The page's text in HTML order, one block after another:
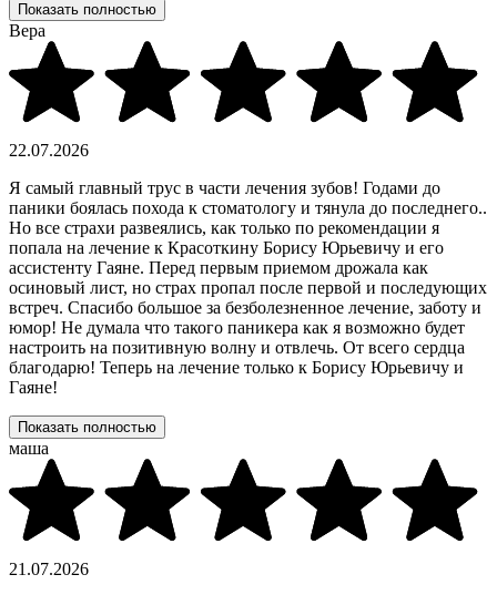
Показать полностью
Вера
22.07.2026
Я самый главный трус в части лечения зубов! Годами до
паники боялась похода к стоматологу и тянула до последнего..
Но все страхи развеялись, как только по рекомендации я
попала на лечение к Красоткину Борису Юрьевичу и его
ассистенту Гаяне. Перед первым приемом дрожала как
осиновый лист, но страх пропал после первой и последующих
встреч. Спасибо большое за безболезненное лечение, заботу и
юмор! Не думала что такого паникера как я возможно будет
настроить на позитивную волну и отвлечь. От всего сердца
благодарю! Теперь на лечение только к Борису Юрьевичу и
Гаяне!
Показать полностью
маша
21.07.2026